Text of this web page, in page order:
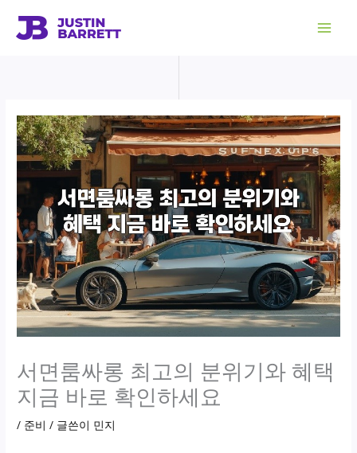
서면룸싸롱 최고의 분위기와 혜택
지금 바로 확인하세요
/ 준비 / 글쓴이 민지